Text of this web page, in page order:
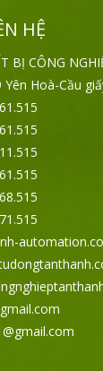
HỆ
BỊ CÔNG
Hoà-Cầu